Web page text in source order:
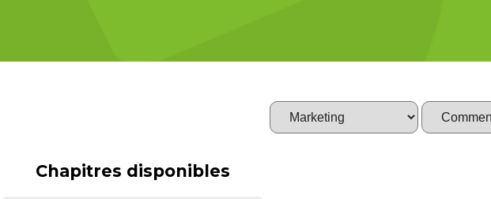
Chapitres disponibles